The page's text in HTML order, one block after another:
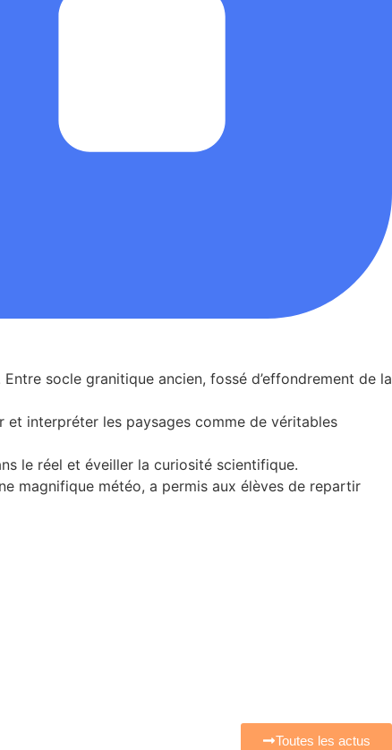
socle granitique ancien, fossé d’effondrement de la
et interpréter les paysages comme de véritables
le réel et éveiller la curiosité scientifique.
magnifique météo, a permis aux élèves de repartir
Toutes les actus